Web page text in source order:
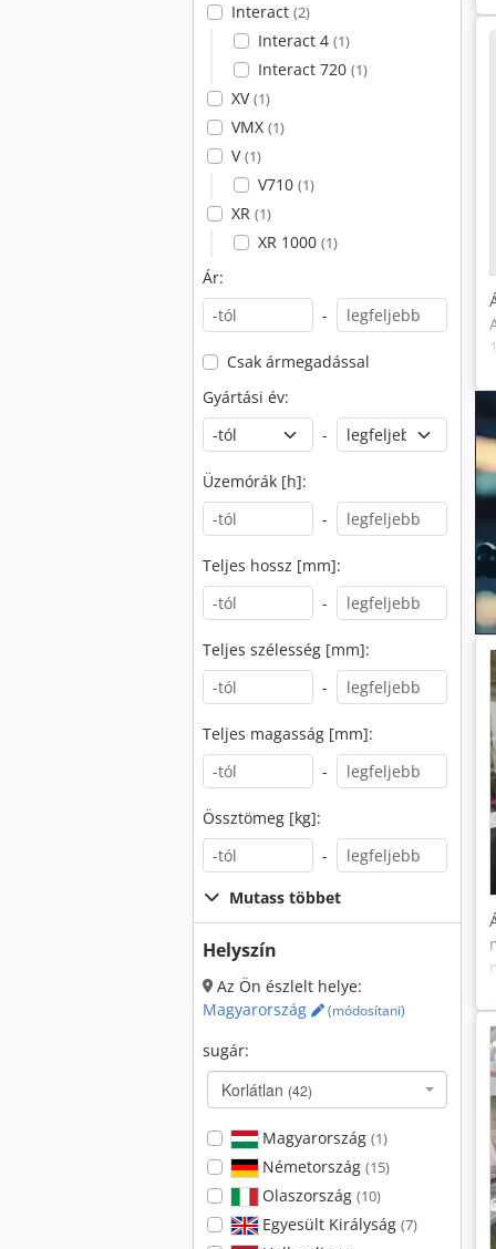
Interact (2)
Interact 4 (1)
Interact 720 (1)
XV(1)
VMX (1)
V(1)
V710 (1)
XR (1)
XR 1000 (1)
Ár:
-
Csak ármegadással
Gyártási év:
-
Üzemórák [h]:
-
Teljes hossz [mm]:
-
Teljes szélesség [mm]:
-
Teljes magasság [mm]:
-
Össztömeg [kg]:
-
Mutass többet
Helyszín
Az Ön észlelt helye:
Magyarország
(módosítani)
sugár:
Korlátlan (42)
Magyarország (1)
Németország (15)
Olaszország (10)
Egyesült Királyság (7)